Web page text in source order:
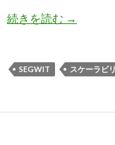
続きを読む ビット
→
SEGWIT スケーラビ